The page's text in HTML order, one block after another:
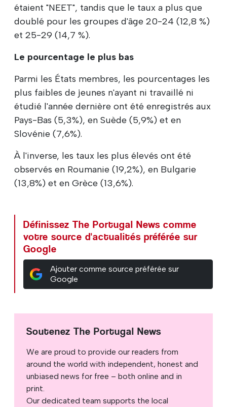
étaient "NEET", tandis que le taux a plus que
doublé pour les groupes d'âge 20-24 (12,8 %)
et 25-29 (14,7 %).
Le pourcentage le plus bas
Parmi les États membres, les pourcentages les
plus faibles de jeunes n'ayant ni travaillé ni
étudié l'année dernière ont été enregistrés aux
Pays-Bas (5,3%), en Suède (5,9%) et en
Slovénie (7,6%).
À l'inverse, les taux les plus élevés ont été
observés en Roumanie (19,2%), en Bulgarie
(13,8%) et en Grèce (13,6%).
Définissez The Portugal News comme
votre source d'actualités préférée sur
Google
Ajouter comme source préférée sur
Google
Soutenez The Portugal News
We are proud to provide our readers from
around the world with independent, honest and
unbiased news for free – both online and in
print.
Our dedicated team supports the local